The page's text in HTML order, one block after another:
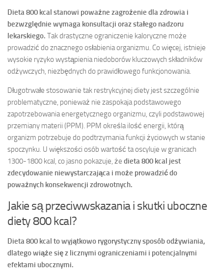
Dieta 800 kcal stanowi poważne zagrożenie dla zdrowia i
bezwzględnie wymaga konsultacji oraz stałego nadzoru
lekarskiego. Tak drastyczne ograniczenie kaloryczne może
prowadzić do znacznego osłabienia organizmu. Co więcej, istnieje
wysokie ryzyko wystąpienia niedoborów kluczowych składników
odżywczych, niezbędnych do prawidłowego funkcjonowania.
Długotrwałe stosowanie tak restrykcyjnej diety jest szczególnie
problematyczne, ponieważ nie zaspokaja podstawowego
zapotrzebowania energetycznego organizmu, czyli podstawowej
przemiany materii (PPM). PPM określa ilość energii, którą
organizm potrzebuje do podtrzymania funkcji życiowych w stanie
spoczynku. U większości osób wartość ta oscyluje w granicach
1300-1800 kcal, co jasno pokazuje, że dieta 800 kcal jest
zdecydowanie niewystarczająca i może prowadzić do
poważnych konsekwencji zdrowotnych.
Jakie są przeciwwskazania i skutki uboczne
diety 800 kcal?
Dieta 800 kcal to wyjątkowo rygorystyczny sposób odżywiania,
dlatego wiąże się z licznymi ograniczeniami i potencjalnymi
efektami ubocznymi.